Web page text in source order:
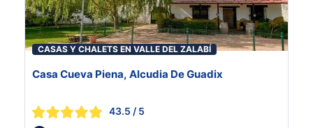
CASAS Y CHALETS EN VALLE DEL ZALABÍ
Casa Cueva Piena, Alcudia De Guadix
43.5 / 5